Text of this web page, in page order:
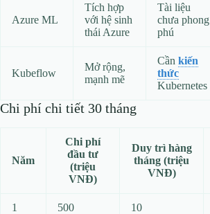
Azure ML
Tích hợp
với hệ sinh
thái Azure
Tài liệu
chưa phong
phú
Kubeflow
Mở rộng,
mạnh mẽ
Cần kiến
thức
Kubernetes
Chi phí chi tiết 30 tháng
Năm
Chi phí
đầu tư
(triệu
VNĐ)
Duy trì hàng
tháng (triệu
VNĐ)
1 500 10